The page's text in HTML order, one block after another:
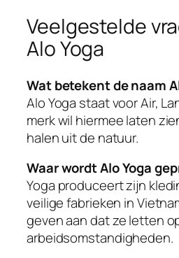
Veelgestelde
Alo Yoga
Wat betekent de naam
Alo Yoga staat voor Air,
merk wil hiermee laten
halen uit de natuur.
Waar wordt Alo Yoga
Yoga produceert zijn
veilige fabrieken in
geven aan dat ze letten
arbeidsomstandigheden.